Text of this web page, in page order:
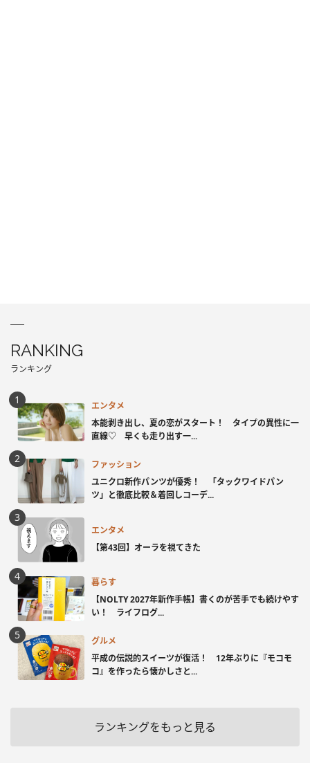
RANKING
ランキング
エンタメ
本能剥き出し、夏の恋がスタート！ タイプの異性に一
直線♡ 早くも走り出す一...
ファッション
ユニクロ新作パンツが優秀！ 「タックワイドパン
ツ」と徹底比較＆着回しコーデ...
エンタメ
【第43回】オーラを視てきた
暮らす
【NOLTY 2027年新作手帳】書くのが苦手でも続けやす
い！ ライフログ...
グルメ
平成の伝説的スイーツが復活！ 12年ぶりに『モコモ
コ』を作ったら懐かしさと...
ランキングをもっと見る